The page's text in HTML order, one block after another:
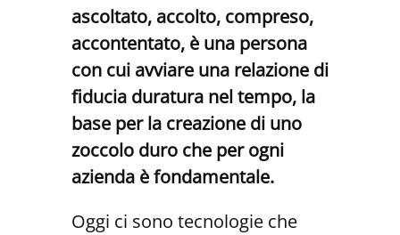
ascoltato, accolto, compreso,
accontentato, è una persona
con cui avviare una relazione di
fiducia duratura nel tempo, la
base per la creazione di uno
zoccolo duro che per ogni
azienda è fondamentale.
Oggi ci sono tecnologie che